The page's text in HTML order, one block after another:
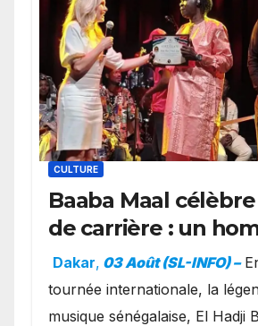
CULTURE
Baaba Maal
de carrière : un
exceptionnel à
présence de la
royale.
Dakar, 03 Août (SL-INFO) –
tournée internationale, la
musique sénégalaise, El Hadji